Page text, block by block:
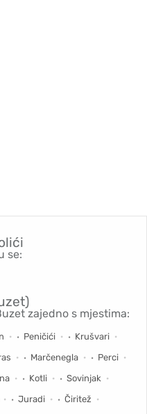
se:
zajedno s mjestima:
Peničići
Krušvari
Marčenegla
Perci
Kotli
Sovinjak
Juradi
Čiritež